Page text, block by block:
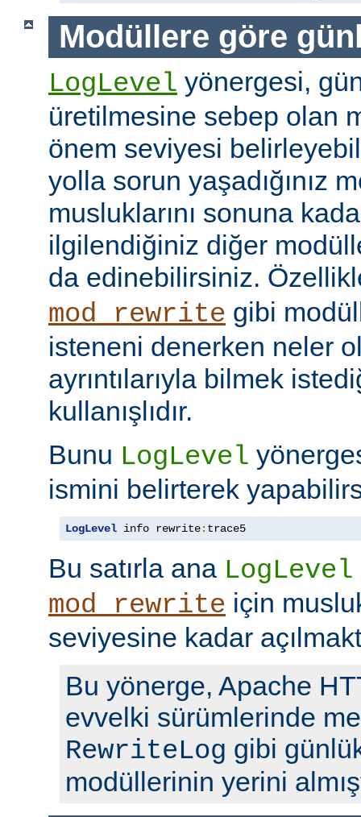
Modüllere göre
LogLevel yönergesi,
üretilmesine sebep olan
önem seviyesi
yolla sorun yaşadığınız
musluklarını sonuna
ilgilendiğiniz diğer
da edinebilirsiniz.
mod_rewrite gibi
isteneni denerken neler
ayrıntılarıyla bilmek
kullanışlıdır.
Bunu LogLevel
ismini belirterek
LogLevel info rewrite: trace5
Bu satırla ana LogLevel
mod_rewrite için
seviyesine kadar
Bu yönerge, Apache
evvelki sürümlerinde
RewriteLog gibi
modüllerinin yerini